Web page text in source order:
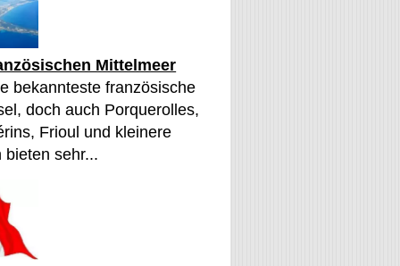
Mittelmeer
bekannteste französische
doch auch Porquerolles,
Frioul und kleinere
bieten sehr...